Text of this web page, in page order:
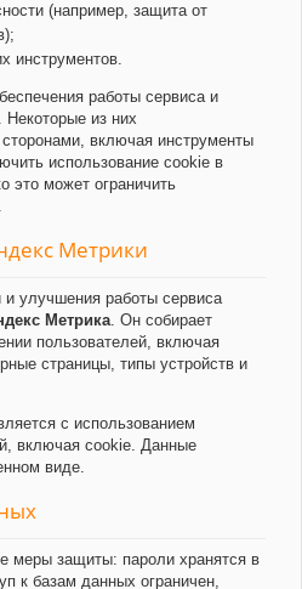
(например, защита от
инструментов.
работы сервиса и
Некоторые из них
включая инструменты
использование cookie в
это может ограничить
Метрики
улучшения работы сервиса
Метрика. Он собирает
пользователей, включая
страницы, типы устройств и
с использованием
включая cookie. Данные
виде.
меры защиты: пароли хранятся в
к базам данных ограничен,